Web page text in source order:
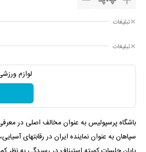
تبلیغات
تبلیغات
لوازم
باشگاه پرسپولیس به عنوان مخالف اصلی در
سپاهان به عنوان نماینده ایران در رقابتهای